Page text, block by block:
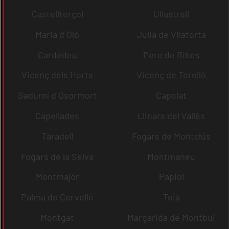
Castellterçol
Ullastrell
Maria d´Oló
Julià de Vilatorta
Cardedeu
Pere de Ribes
Vicenç dels Horts
Vicenç de Torelló
Sadurní d´Osormort
Capolat
Capellades
Llinars del Vallès
Taradell
Fogars de Montclús
Fogars de la Selva
Montmaneu
Montmajor
Papiol
Palma de Cervelló
Teià
Montgat
Margarida de Montbui